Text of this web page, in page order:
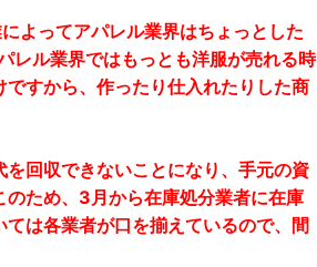
よってアパレル業界はちょっとした
レル業界ではもっとも洋服が売れる時
すから、作ったり仕入れたりした商
回収できないことになり、手元の資
ため、3月から在庫処分業者に在庫
は各業者が口を揃えているので、間